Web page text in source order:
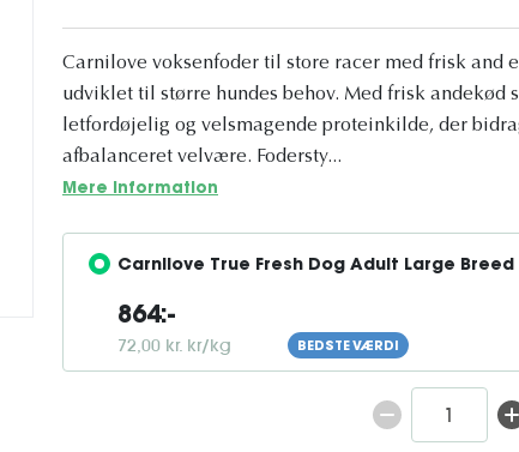
Carnilove voksenfoder til store racer med frisk and
udviklet til større hundes behov. Med frisk andekød
letfordøjelig og velsmagende proteinkilde, der
afbalanceret velvære. Fodersty...
Mere information
Carnilove True Fresh Dog Adult Large
864:-
72,00 kr. kr/kg BEDSTE VÆRDI